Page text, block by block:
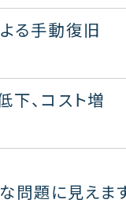
る手動復旧
下、コスト増
問題に見えま